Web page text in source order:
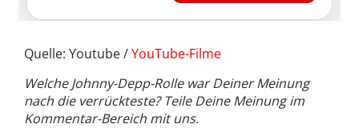
Quelle: Youtube /YouTube-Filme
Welche Johnny-Depp-Rolle war Deiner Meinung
nach die verrückteste? Teile Deine Meinung im
Kommentar-Bereich mit uns.